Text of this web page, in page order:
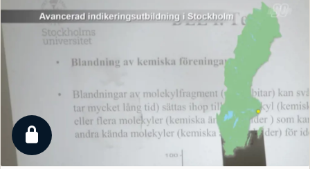
Låst reportage